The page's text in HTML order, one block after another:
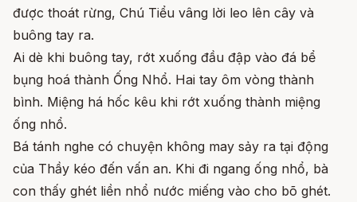
được thoát rừng, Chú Tiểu vâng lời leo lên cây và
buông tay ra.
Ai dè khi buông tay, rớt xuống đầu đập vào đá bể
bụng hoá thành Ống Nhổ. Hai tay ôm vòng thành
bình. Miệng há hốc kêu khi rớt xuống thành miệng
ống nhổ.
Bá tánh nghe có chuyện không may sảy ra tại động
của Thầy kéo đến vấn an. Khi đi ngang ống nhổ, bà
con thấy ghét liền nhổ nước miếng vào cho bõ ghét.